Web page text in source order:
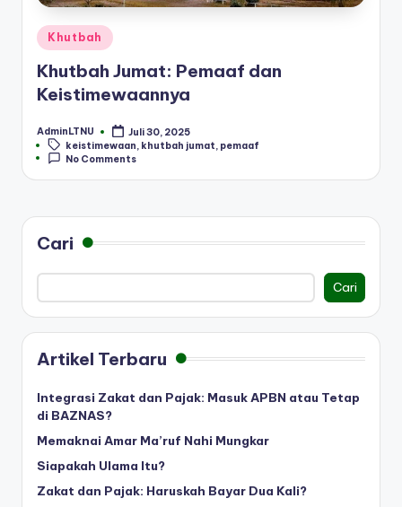
Posted
in
Khutbah
Khutbah Jumat: Pemaaf dan
Keistimewaannya
Posted
by
AdminLTNU
Juli 30, 2025
Tags:keistimewaan, khutbah jumat, pemaaf
No Comments
Cari
Cari
Artikel Terbaru
Integrasi Zakat dan Pajak: Masuk APBN atau Tetap
di BAZNAS?
Memaknai Amar Ma’ruf Nahi Mungkar
Siapakah Ulama Itu?
Zakat dan Pajak: Haruskah Bayar Dua Kali?